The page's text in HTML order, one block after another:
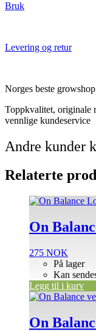
Bruk
Levering og retur
Norges beste growshop
Toppkvalitet, originale
vennlige kundeservice
Andre kunder
Relaterte
On
275 NOK
På lager
Kan
Legg til i kurv
On